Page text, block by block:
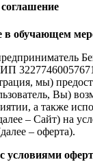
в обучающем
мы)
Вы)
а также
– Сайт) на
– оферта).
условиями